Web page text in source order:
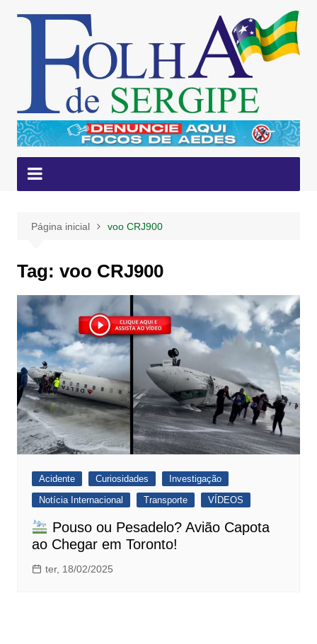
conteúdo
Página inicial voo CRJ900
Tag: voo CRJ900
Acidente Curiosidades
Investigação
Notícia Internacional
Transporte VÍDEOS
Pouso ou Pesadelo? Avião Capota
ao Chegar em Toronto!
ter, 18/02/2025